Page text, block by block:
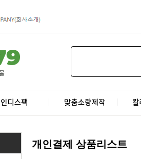
개인결제 상품리스트